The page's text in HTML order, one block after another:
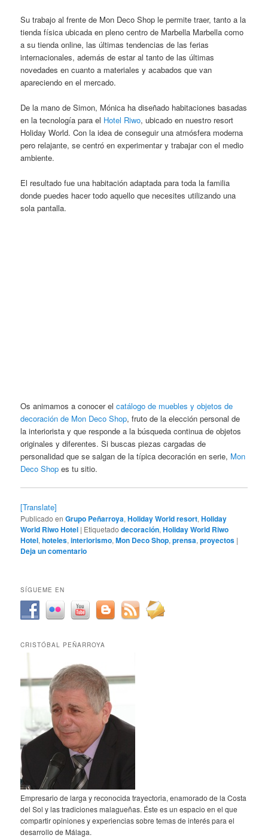
Su trabajo al frente de Mon Deco Shop le permite traer, tanto a la
tienda física ubicada en pleno centro de Marbella Marbella como
a su tienda online, las últimas tendencias de las ferias
internacionales, además de estar al tanto de las últimas
novedades en cuanto a materiales y acabados que van
apareciendo en el mercado.
De la mano de Simon, Mónica ha diseñado habitaciones basadas
en la tecnología para el Hotel Riwo, ubicado en nuestro resort
Holiday World. Con la idea de conseguir una atmósfera moderna
pero relajante, se centró en experimentar y trabajar con el medio
ambiente.
El resultado fue una habitación adaptada para toda la familia
donde puedes hacer todo aquello que necesites utilizando una
sola pantalla.
Os animamos a conocer elcatálogo de muebles y objetos de
decoración de Mon Deco Shop, fruto de la elección personal de
la interiorista y que responde a la búsqueda continua de objetos
originales y diferentes. Si buscas piezas cargadas de
personalidad que se salgan de la típica decoración en serie, Mon
Deco Shop es tu sitio.
[Translate]
Publicado en Grupo Peñarroya,Holiday World resort,Holiday
World Riwo Hotel | Etiquetado decoración,Holiday World Riwo
Hotel,hoteles,interiorismo,Mon Deco Shop,prensa,proyectos |
Deja un comentario
SÍGUEME EN
CRISTÓBAL PEÑARROYA
Empresario de larga y reconocida trayectoria, enamorado de la Costa
del Sol y las tradiciones malagueñas. Éste es un espacio en el que
compartir opiniones y experiencias sobre temas de interés para el
desarrollo de Málaga.